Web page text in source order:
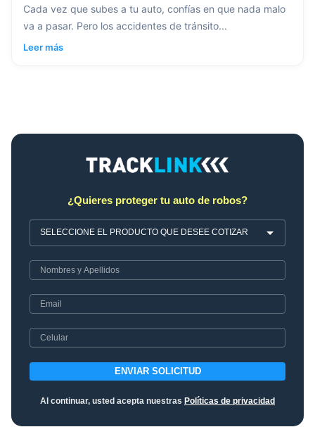
Cada vez que subes a tu auto, confías en que nada malo
va a pasar. Pero los accidentes de tránsito...
Leer más
¿Quieres proteger tu auto de robos?
ENVIAR SOLICITUD
Al continuar, usted acepta nuestras Políticas de privacidad